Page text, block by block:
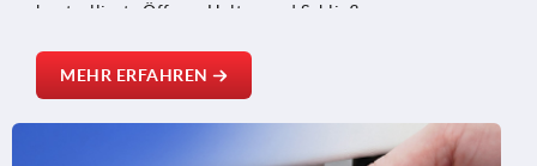
kontrollierte Öffnen, Halten und Schließen von
eignen sich für Anwendungen im Maschinenbau, der
Medizintechnik sowie im Fahrzeug- und Anlagenbau.
MEHR ERFAHREN